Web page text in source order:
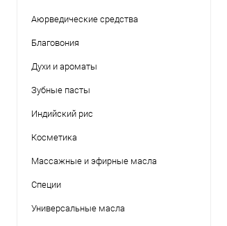
Аюрведические средства
Благовония
Духи и ароматы
Зубные пасты
Индийский рис
Косметика
Массажные и эфирные масла
Специи
Универсальные масла